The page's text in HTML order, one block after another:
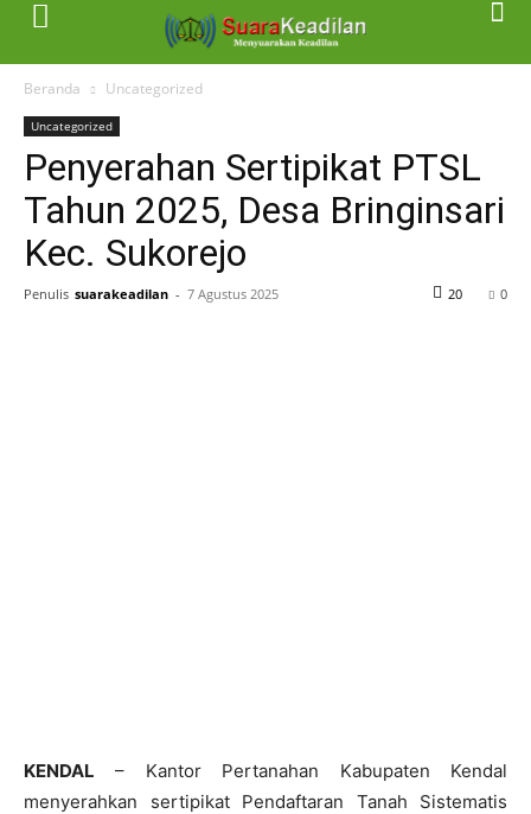
Beranda Uncategorized
Uncategorized
Penyerahan Sertipikat PTSL
Tahun 2025, Desa Bringinsari
Kec. Sukorejo
Penulis suarakeadilan - 7 Agustus 2025 0
20
KENDAL – Kantor Pertanahan Kabupaten Kendal
menyerahkan sertipikat Pendaftaran Tanah Sistematis